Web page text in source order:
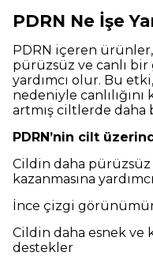
PDRN Ne İşe
PDRN içeren
pürüzsüz ve canlı bir
yardımcı olur. Bu
nedeniyle
artmış ciltlerde
PDRN’nin cilt
Cildin daha
kazanmasına
İnce çizgi
Cildin daha esnek ve
destekler